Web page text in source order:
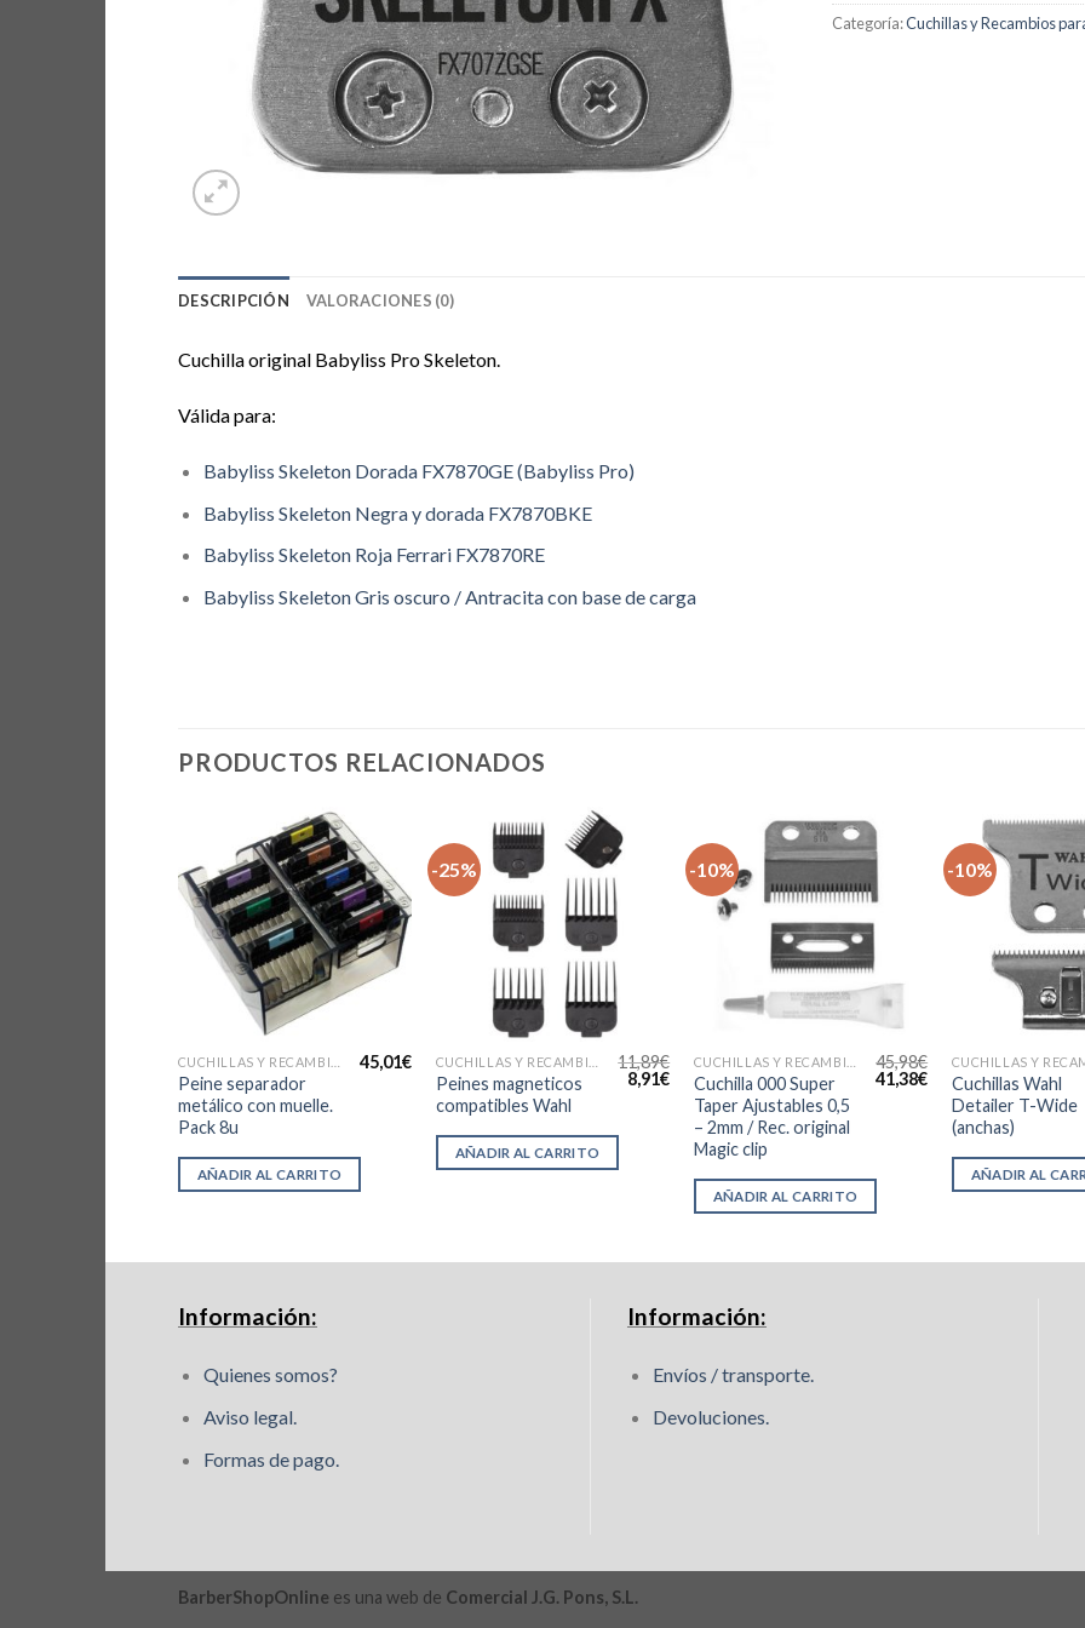
Categoría:Cuchillas y Recambios
DESCRIPCIÓN VALORACIONES (0)
Cuchilla original Babyliss Pro Skeleton.
Válida para:
Babyliss Skeleton Dorada FX7870GE (Babyliss Pro)
Babyliss Skeleton Negra y dorada FX7870BKE
Babyliss Skeleton Roja Ferrari FX7870RE
Babyliss Skeleton Gris oscuro / Antracita con base de carga
PRODUCTOS RELACIONADOS
Peine separador
metálico con muelle.
Pack 8u
45,01€
AÑADIR AL CARRITO
-25%
Peines magneticos
compatibles Wahl
11,89€
El
precio
8,91€El
precio
actual
8,91€.
AÑADIR AL CARRITO
-10%
Cuchilla 000 Super
Taper Ajustables 0,5
– 2mm / Rec. original
Magic clip
45,98€
El
precio
41,38€El
precio
actual
AÑADIR AL CARRITO
-10%
Cuchillas Wahl
Detailer T-Wide
(anchas)
AÑADIR AL
precio
actual
Información:
Quienes somos?
Aviso legal.
Formas de pago.
Información:
Envíos / transporte.
Devoluciones.
BarberShopOnline es una web de Comercial J.G. Pons, S.L.